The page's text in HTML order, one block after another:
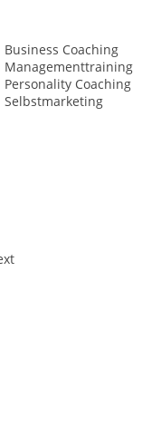
Business Coaching
Managementtraining
Personality Coaching
Selbstmarketing